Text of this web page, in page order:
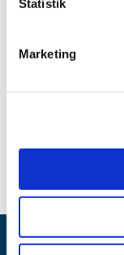
Statistik
Marketing
oktober (2)
juli (1)
2007 (3)